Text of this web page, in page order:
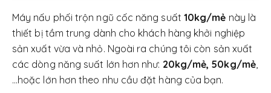
Máy nấu phối trộn ngũ cốc năng suất 10kg/mẻ này là
thiết bị tầm trung dành cho khách hàng khởi nghiệp
sản xuất vừa và nhỏ. Ngoài ra chúng tôi còn sản xuất
các dòng năng suất lớn hơn như: 20kg/mẻ, 50kg/mẻ,
…hoặc lớn hơn theo nhu cầu đặt hàng của bạn.